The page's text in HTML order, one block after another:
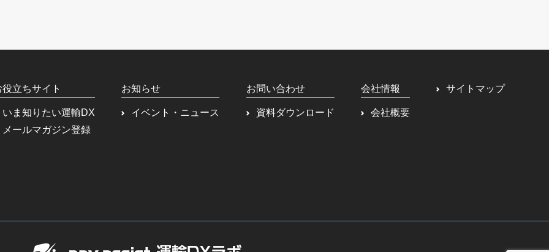
役立ちサイト
いま知りたい運輸DX
メールマガジン登録
お知らせ
イベント・ニュース
お問い合わせ
資料ダウンロード
会社情報
会社概要
サイトマップ